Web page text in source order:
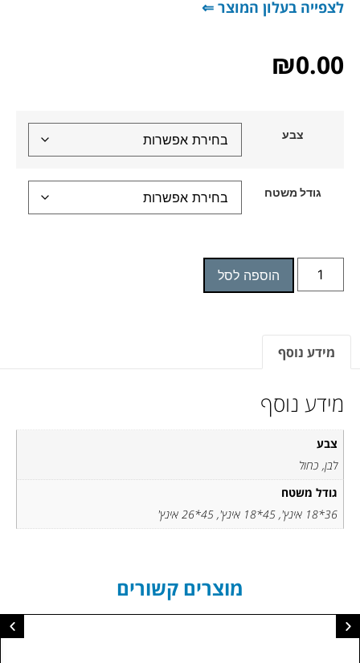
לצפייה בעלון המוצר ⇐
₪0.00
צבע
גודל משטח
הוספה לסל
מידע נוסף
מידע נוסף
צבע
לבן, כחול
גודל משטח
36*18 אינץ', 45*18 אינץ', 45*26 אינץ'
מוצרים קשורים